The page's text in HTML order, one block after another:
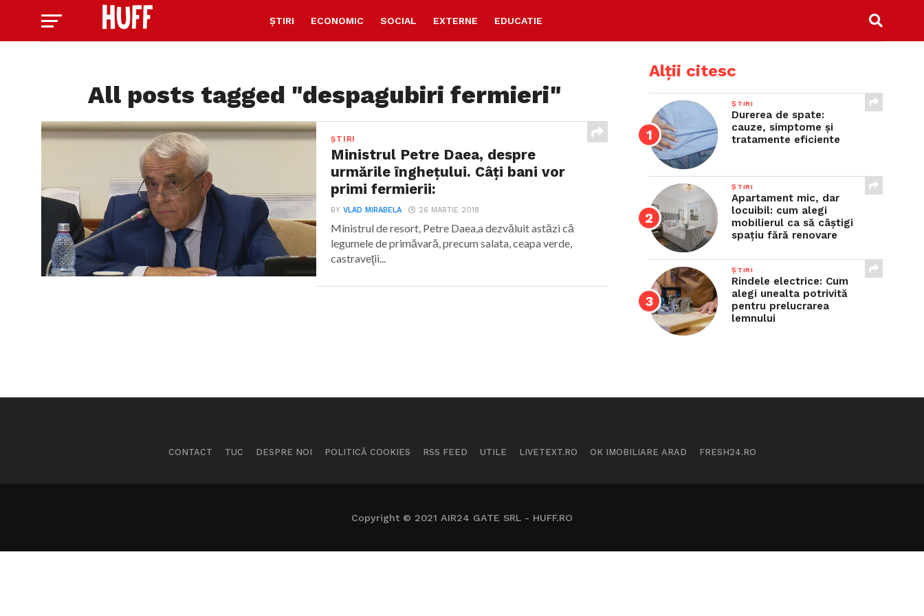
ȘTIRI ECONOMIC SOCIAL EXTERNE EDUCATIE
All posts tagged "despagubiri fermieri"
ȘTIRI
Ministrul Petre Daea, despre
urmările înghețului. Câți bani vor
primi fermierii:
BYVLAD MIRABELA 26 MARTIE 2018
Ministrul de resort, Petre Daea,a dezvăluit astăzi că
legumele de primăvară, precum salata, ceapa verde,
castraveţii...
Alții citesc
ȘTIRI
Durerea de spate:
cauze, simptome și
tratamente eficiente
ȘTIRI
Apartament mic, dar
locuibil: cum alegi
mobilierul ca să câștigi
spațiu fără renovare
ȘTIRI
Rindele electrice: Cum
alegi unealta potrivită
pentru prelucrarea
lemnului
CONTACT TUC DESPRE NOI POLITICĂ COOKIES RSS FEED UTILE LIVETEXT.RO OK IMOBILIARE ARAD FRESH24.RO
Copyright © 2021 AIR24 GATE SRL - HUFF.RO